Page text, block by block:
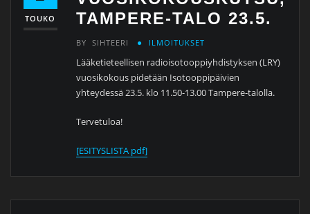
TOUKO
TAMPERE-TALO 23.5.
BY SIHTEERI ILMOITUKSET
Lääketieteellisen radioisotooppiyhdistyksen (LRY)
vuosikokous pidetään Isotooppipäivien
yhteydessä 23.5. klo 11.50-13.00 Tampere-talolla.
Tervetuloa!
[ESITYSLISTA pdf]